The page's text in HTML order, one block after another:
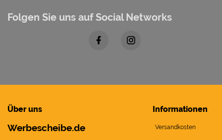
Folgen Sie uns auf Social Networks
Über uns
Werbescheibe.de
Informationen
Versandkosten